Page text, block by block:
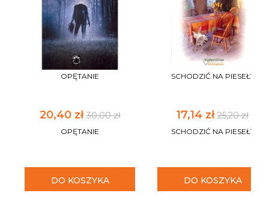
OPĘTANIE
20,40 zł30,00 zł
OPĘTANIE
DO KOSZYKA
SCHODZIĆ NA PIESEŁY
17,14 zł 25,20 zł
SCHODZIĆ NA PIESEŁY
DO KOSZYKA